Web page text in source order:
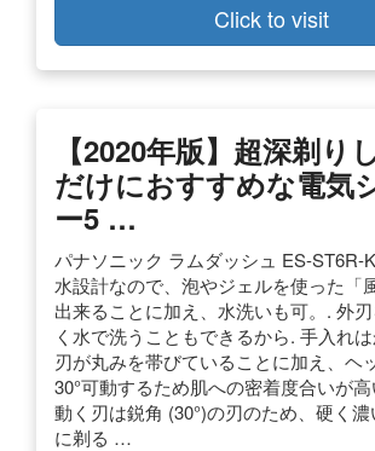
Click to visit
【2020年版】超深剃り
だけにおすすめな電気
ー5 …
パナソニック ラムダッシュ ES-ST6R-
水設計なので、泡やジェルを使った「
出来ることに加え、水洗いも可。. 外
く水で洗うこともできるから. 手入れ
刃が丸みを帯びていることに加え、ヘ
30°可動するため肌への密着度合いが
動く刃は鋭角 (30°)の刃のため、硬く
に剃る …